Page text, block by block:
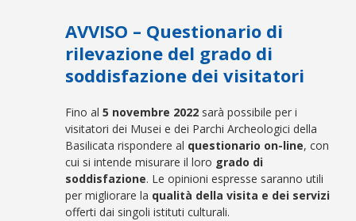
AVVISO – Questionario di
rilevazione del grado di
soddisfazione dei visitatori
Fino al 5 novembre 2022 sarà possibile per i
visitatori dei Musei e dei Parchi Archeologici della
Basilicata rispondere al questionario on-line, con
cui si intende misurare il loro grado di
soddisfazione. Le opinioni espresse saranno utili
per migliorare la qualità della visita e dei servizi
offerti dai singoli istituti culturali.